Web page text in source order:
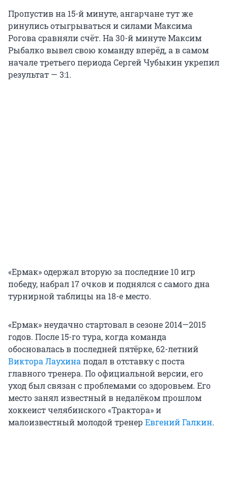
Пропустив на 15-й минуте, ангарчане тут же
ринулись отыгрываться и силами Максима
Рогова сравняли счёт. На 30-й минуте Максим
Рыбалко вывел свою команду вперёд, а в самом
начале третьего периода Сергей Чубыкин укрепил
результат — 3:1.
«Ермак» одержал вторую за последние 10 игр
победу, набрал 17 очков и поднялся с самого дна
турнирной таблицы на 18-е место.
«Ермак» неудачно стартовал в сезоне 2014—2015
годов. После 15-го тура, когда команда
обосновалась в последней пятёрке, 62-летний
Виктора Лаухина подал в отставку с поста
главного тренера. По официальной версии, его
уход был связан с проблемами со здоровьем. Его
место занял известный в недалёком прошлом
хоккеист челябинского «Трактора» и
малоизвестный молодой тренер Евгений Галкин.